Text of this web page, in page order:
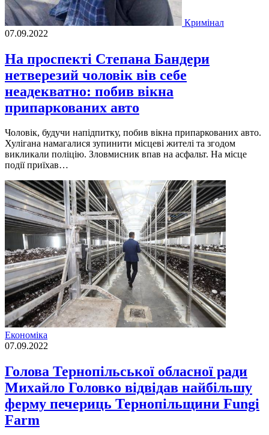
Кримінал
07.09.2022
На проспекті Степана Бандери
нетверезий чоловік вів себе
неадекватно: побив вікна
припаркованих авто
Чоловiк, будучи напiдпитку, побив вiкна припаркованих авто.
Хулiгана намагалися зупинити мiсцевi жителi та згодом
викликали полiцiю. Зловмисник впав на асфальт. На мiсце
подiї приїхав…
Економіка
07.09.2022
Голова Тернопільської обласної ради
Михайло Головко відвідав найбільшу
ферму печериць Тернопільщини Fungi
Farm